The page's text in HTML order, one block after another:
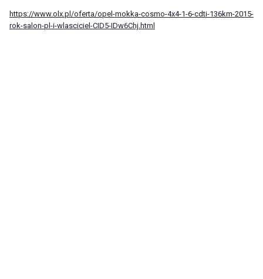
https://www.olx.pl/oferta/opel-mokka-cosmo-4x4-1-6-cdti-136km-2015-
rok-salon-pl-i-wlasciciel-CID5-IDw6Chj.html